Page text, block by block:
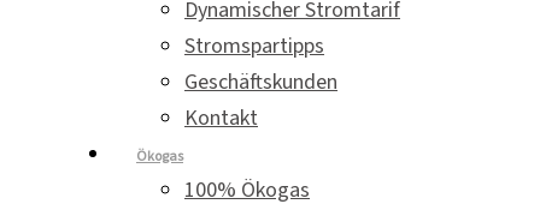
Dynamischer Stromtarif
Stromspartipps
Geschäftskunden
Kontakt
Ökogas
100% Ökogas